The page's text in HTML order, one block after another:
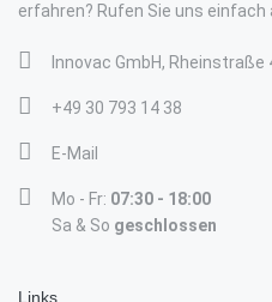
erfahren? Rufen Sie uns einfach
Innovac GmbH, Rheinstraße
+49 30 793 14 38
E-Mail
Mo - Fr: 07:30 - 18:00
Sa & So geschlossen
Links